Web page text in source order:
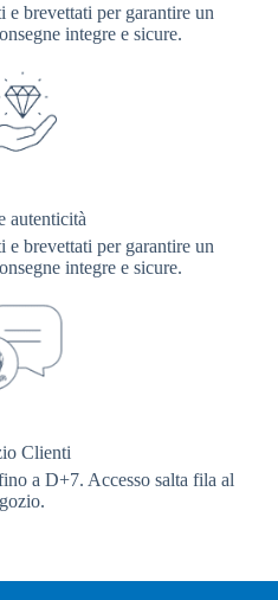
brevettati per garantire un
integre e sicure.
autenticità
brevettati per garantire un
integre e sicure.
Clienti
a D+7. Accesso salta fila al